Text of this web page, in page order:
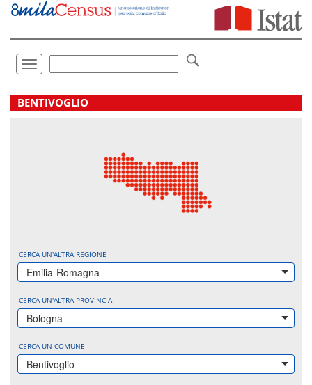
Vai
direttamente
Toggle
navigation
.
BENTIVOGLIO
CERCA UN'ALTRA REGIONE
Emilia-Romagna
CERCA UN'ALTRA PROVINCIA
Bologna
CERCA UN COMUNE
Bentivoglio